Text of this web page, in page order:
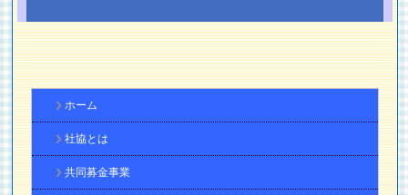
ホーム
社協とは
共同募金事業